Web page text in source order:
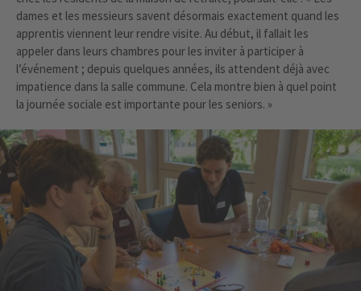
dames et les messieurs savent désormais exactement quand les
apprentis viennent leur rendre visite. Au début, il fallait les
appeler dans leurs chambres pour les inviter à participer à
l’événement ; depuis quelques années, ils attendent déjà avec
impatience dans la salle commune. Cela montre bien à quel point
la journée sociale est importante pour les seniors. »